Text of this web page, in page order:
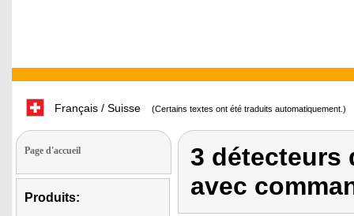
Français / Suisse (Certains textes ont été traduits automatiquement.)
Page d'accueil
Produits:
3 détecteurs
avec